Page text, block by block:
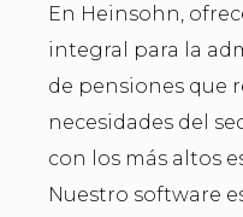
En Heinsohn,
integral para la
de pensiones que
necesidades del
con los más altos
Nuestro software